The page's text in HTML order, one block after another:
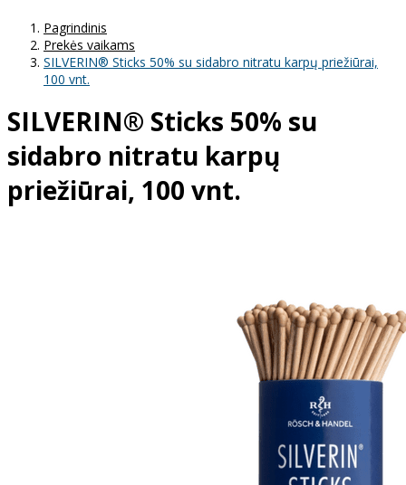
Pagrindinis
Prekės vaikams
SILVERIN® Sticks 50% su sidabro nitratu karpų priežiūrai,
100 vnt.
SILVERIN® Sticks 50% su
sidabro nitratu karpų
priežiūrai, 100 vnt.